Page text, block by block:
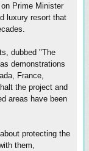
Prime Minister
luxury resort that
dubbed "The
demonstrations
France,
the project and
areas have been
protecting the
them,